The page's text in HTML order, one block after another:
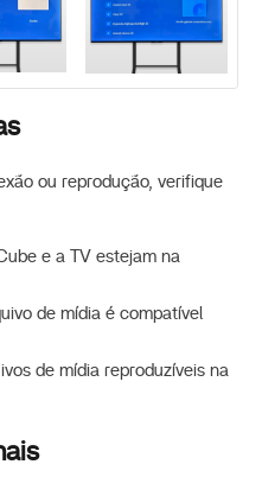
ou reprodução, verifique
e a TV estejam na
de mídia é compatível
de mídia reproduzíveis na